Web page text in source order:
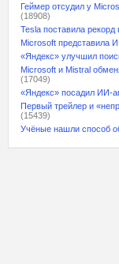
Геймер отсудил у
(18908)
Tesla поставила рекорд
Microsoft представила
«Яндекс» улучшил
Microsoft и Mistral
(17049)
«Яндекс» посадил ИИ-
Первый трейлер и
(15439)
Учёные нашли способ